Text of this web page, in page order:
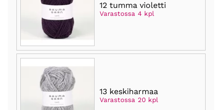
12 tumma violetti
Varastossa 4 kpl
13 keskiharmaa
Varastossa 20 kpl